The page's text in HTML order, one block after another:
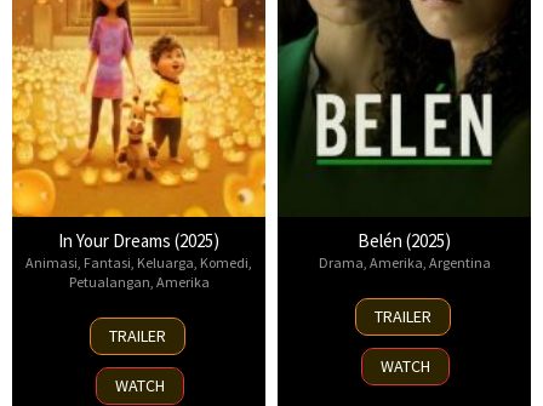
In Your Dreams (2025)
Animasi Fantasi Keluarga Komedi
Petualangan Amerika
7
Nov
2025
TRAILER
WATCH
Belén (2025)
Drama Amerika Argentina
18
Sep
2025
TRAILER
WATCH